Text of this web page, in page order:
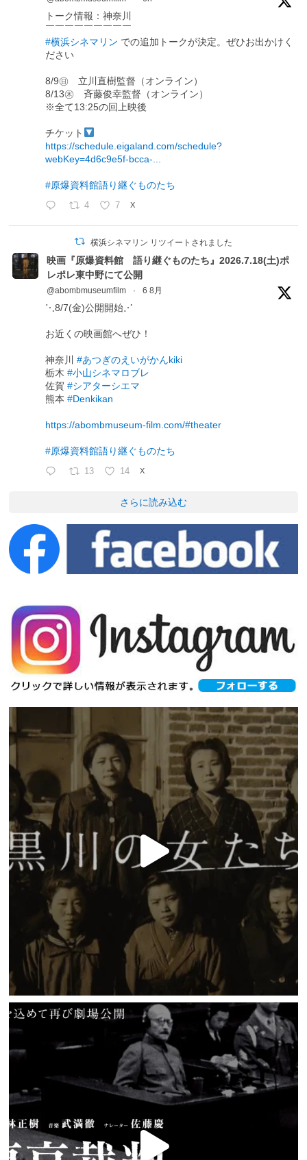
トーク情報：神奈川
￣￣￣￣￣￣￣￣￣
#横浜シネマリン での追加トークが決定。ぜひお出かけく
ださい
8/9㊐ 立川直樹監督（オンライン）
8/13㊍ 斉藤俊幸監督（オンライン）
※全て13:25の回上映後
チケット
https://schedule.eigaland.com/schedule?
webKey=4d6c9e5f-bcca-...
#原爆資料館語り継ぐものたち
4 7 X
横浜シネマリン リツイートされました
映画『原爆資料館 語り継ぐものたち』2026.7.18(土)ポ
レポレ東中野にて公開
@abombmuseumfilm · 6 8月
⋱8/7(金)公開開始⋰
お近くの映画館へぜひ！
神奈川#あつぎのえいがかんkiki
栃木#小山シネマロブレ
佐賀#シアターシエマ
熊本#Denkikan
https://abombmuseum-film.com/#theater
#原爆資料館語り継ぐものたち
13 14 X
さらに読み込む